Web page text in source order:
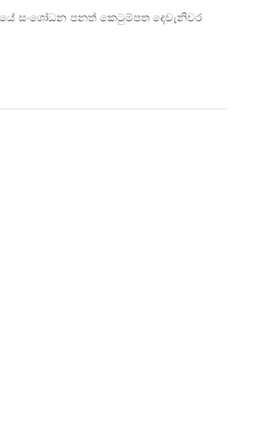
සංශෝධන පනත් කෙටුම්පත දෙවැනිවර